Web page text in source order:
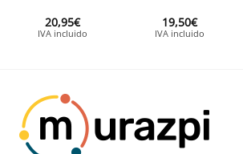
20,95€
IVA incluido
19,50€
IVA incluido